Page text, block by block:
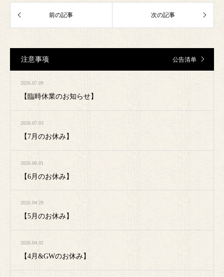
注意事项 公告清单
2026.07.09
【臨時休業のお知らせ】
2026.07.03
【7月のお休み】
2026.06.01
【6月のお休み】
2026.04.29
【5月のお休み】
2026.04.02
【4月&GWのお休み】